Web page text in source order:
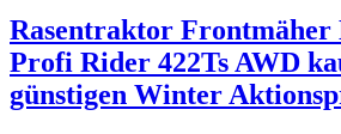
Rasentraktor Frontmäher
Profi Rider 422Ts AWD
günstigen Winter